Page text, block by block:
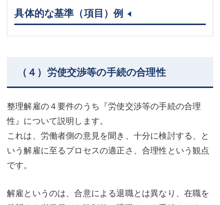
具体的な基準（項目）例
（４）労使交渉等の手続の合理性
整理解雇の４要件のうち『労使交渉等の手続の合理
性』について説明します。
これは、労働者側の意見を聞き、十分に検討する、と
いう解雇に至るプロセスの適正さ、合理性という観点
です。
解雇というのは、合意による退職とは異なり、在職を